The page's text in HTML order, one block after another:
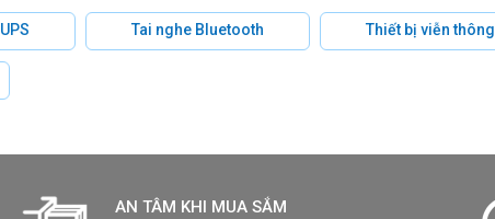
UPS Tai nghe Bluetooth Thiết bị viễn thông
AN TÂM KHI MUA SẮM